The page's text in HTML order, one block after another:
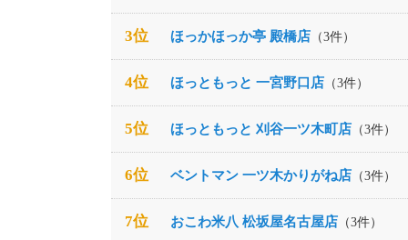
3位 ほっかほっか亭 殿橋店 （3件）
4位 ほっともっと 一宮野口店 （3件）
5位 ほっともっと 刈谷一ツ木町店 （3件）
6位 ベントマン 一ツ木かりがね店 （3件）
7位 おこわ米八 松坂屋名古屋店 （3件）